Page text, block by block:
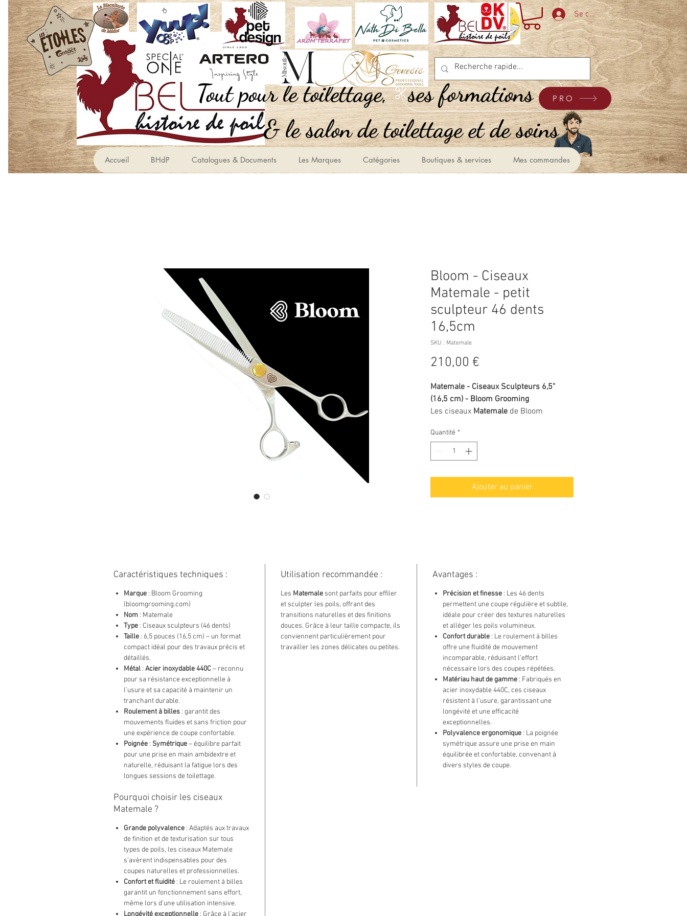
Se connecter
,Tout pour le toilettage
ses formations
le salon de toilettage et de soins &
Accueil BHdP Catalogues & Documents Les Marques Catégories Boutiques & services Mes commandes
PRO
Bloom - Ciseaux
Matemale - petit
sculpteur 46 dents
16,5cm
SKU : Matemale
210,00 €
Matemale - Ciseaux Sculpteurs 6,5"
(16,5 cm) - Bloom Grooming
Les ciseaux Matemale de Bloom
toiletteurs professionnels qui
recherchent polyvalence, précision et
durabilité. Dotés de
d’une conception en acier inoxydable
440C, ces ciseaux sculpteurs offrent des
Quantité *
Ajouter au panier
Caractéristiques techniques :
Marque : Bloom Grooming
(bloomgrooming.com)
Nom : Matemale
Type : Ciseaux sculpteurs (46 dents)
Taille : 6,5 pouces (16,5 cm) – un format
compact idéal pour des travaux précis et
détaillés.
Métal : Acier inoxydable 440C– reconnu
pour sa résistance exceptionnelle à
l’usure et sa capacité à maintenir un
tranchant durable.
Roulement à billes : garantit des
mouvements fluides et sans friction pour
une expérience de coupe confortable.
Poignée : Symétrique– équilibre parfait
pour une prise en main ambidextre et
naturelle, réduisant la fatigue lors des
longues sessions de toilettage.
Utilisation recommandée :
Les Matemale sont parfaits pour effiler
et sculpter les poils, offrant des
transitions naturelles et des finitions
douces. Grâce à leur taille compacte, ils
conviennent particulièrement pour
travailler les zones délicates ou petites.
Avantages :
Précision et finesse : Les 46 dents
permettent une coupe régulière et subtile,
idéale pour créer des textures naturelles
et alléger les poils volumineux.
Confort durable : Le roulement à billes
offre une fluidité de mouvement
incomparable, réduisant l’effort
nécessaire lors des coupes répétées.
Matériau haut de gamme : Fabriqués en
acier inoxydable 440C, ces ciseaux
résistent à l’usure, garantissant une
longévité et une efficacité
exceptionnelles.
Polyvalence ergonomique : La poignée
symétrique assure une prise en main
équilibrée et confortable, convenant à
divers styles de coupe.
Pourquoi choisir les ciseaux
Matemale ?
Grande polyvalence : Adaptés aux travaux
de finition et de texturisation sur tous
types de poils, les ciseaux Matemale
s’avèrent indispensables pour des
coupes naturelles et professionnelles.
Confort et fluidité : Le roulement à billes
garantit un fonctionnement sans effort,
même lors d’une utilisation intensive.